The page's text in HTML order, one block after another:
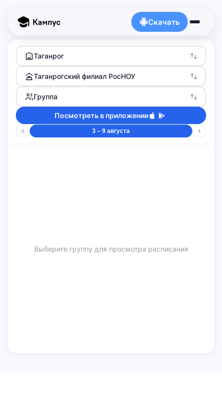
Скачать
Таганрог
Таганрогский филиал РосНОУ
Группа
Посмотреть в приложении
3 – 9 августа
Выберите группу для просмотра расписания